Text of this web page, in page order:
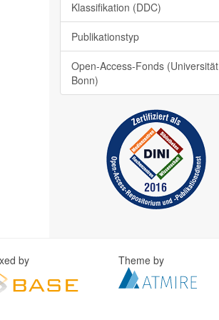
Klassifikation (DDC)
Publikationstyp
Open-Access-Fonds (Universität
Bonn)
by Theme by